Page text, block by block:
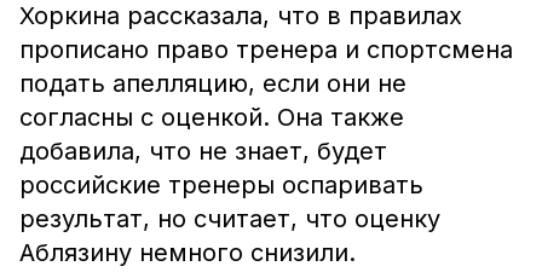
Хоркина рассказала, что в правилах
прописано право тренера и спортсмена
подать апелляцию, если они не
согласны с оценкой. Она также
добавила, что не знает, будет
российские тренеры оспаривать
результат, но считает, что оценку
Аблязину немного снизили.